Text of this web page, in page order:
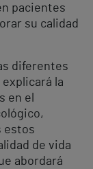
pacientes
su calidad
diferentes
la
en el
estos
de vida
abordará